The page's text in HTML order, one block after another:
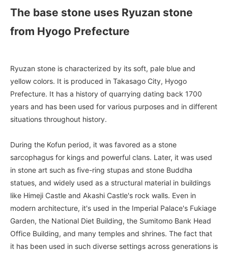
The base stone uses Ryuzan stone
from Hyogo Prefecture
Ryuzan stone is characterized by its soft, pale blue and
yellow colors. It is produced in Takasago City, Hyogo
Prefecture. It has a history of quarrying dating back 1700
years and has been used for various purposes and in different
situations throughout history.
During the Kofun period, it was favored as a stone
sarcophagus for kings and powerful clans. Later, it was used
in stone art such as five-ring stupas and stone Buddha
statues, and widely used as a structural material in buildings
like Himeji Castle and Akashi Castle's rock walls. Even in
modern architecture, it's used in the Imperial Palace's Fukiage
Garden, the National Diet Building, the Sumitomo Bank Head
Office Building, and many temples and shrines. The fact that
it has been used in such diverse settings across generations is